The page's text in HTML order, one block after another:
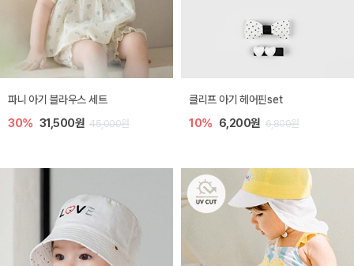
파니 아기 블라우스 세트
30% 31,500원 45,000원
클리프 아기 헤어핀set
10% 6,200원 6,800원